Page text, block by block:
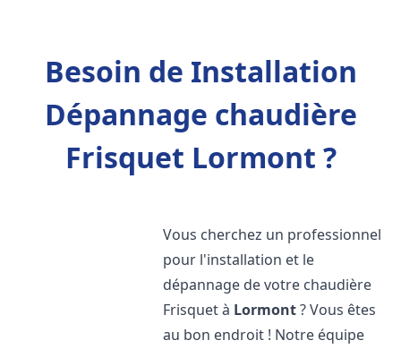
Besoin de Installation
Dépannage chaudière
Frisquet Lormont ?
Vous cherchez un professionnel
pour l'installation et le
dépannage de votre chaudière
Frisquet à Lormont? Vous êtes
au bon endroit ! Notre équipe